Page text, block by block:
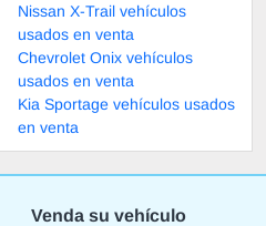
Nissan X-Trail vehículos
usados en venta
Chevrolet Onix vehículos
usados en venta
Kia Sportage vehículos usados
en venta
Venda su vehículo